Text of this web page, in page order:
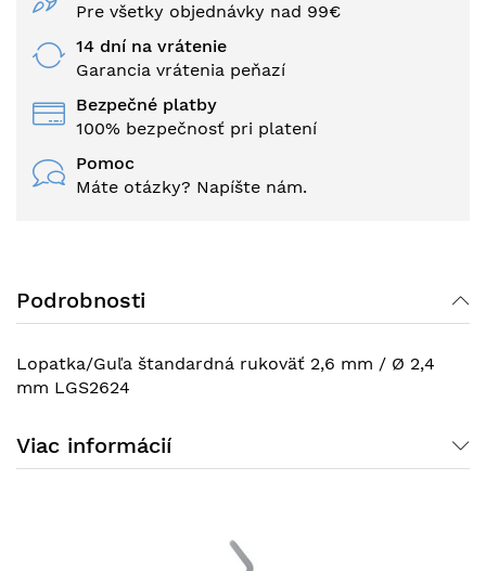
Pre všetky objednávky nad 99€
14 dní na vrátenie
Garancia vrátenia peňazí
Bezpečné platby
100% bezpečnosť pri platení
Pomoc
Máte otázky? Napíšte nám.
Podrobnosti
Lopatka/Guľa štandardná rukoväť 2,6 mm / Ø 2,4
mm LGS2624
Viac informácií